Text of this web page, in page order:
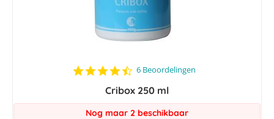
4.5
rating
6 Beoordelingen
Cribox 250 ml
Nog maar 2 beschikbaar